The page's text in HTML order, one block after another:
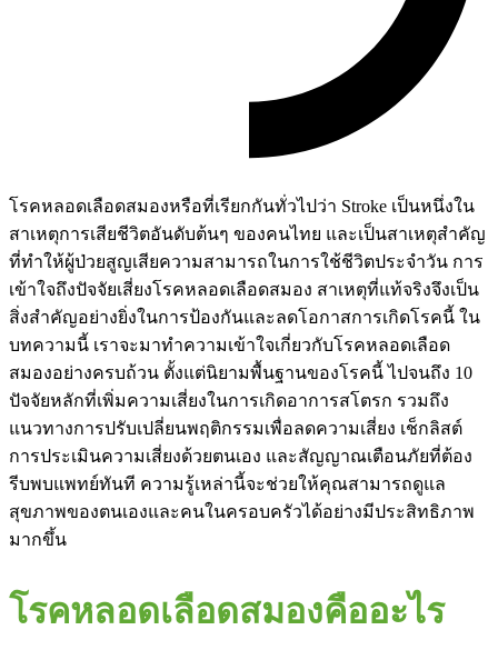
โรคหลอดเลือดสมองหรือที่เรียกกันทั่วไปว่า Stroke เป็นหนึ่งใน
สาเหตุการเสียชีวิตอันดับต้นๆ ของคนไทย และเป็นสาเหตุสำคัญ
ที่ทำให้ผู้ป่วยสูญเสียความสามารถในการใช้ชีวิตประจำวัน การ
เข้าใจถึงปัจจัยเสี่ยงโรคหลอดเลือดสมอง สาเหตุที่แท้จริงจึงเป็น
สิ่งสำคัญอย่างยิ่งในการป้องกันและลดโอกาสการเกิดโรคนี้ ใน
บทความนี้ เราจะมาทำความเข้าใจเกี่ยวกับโรคหลอดเลือด
สมองอย่างครบถ้วน ตั้งแต่นิยามพื้นฐานของโรคนี้ ไปจนถึง 10
ปัจจัยหลักที่เพิ่มความเสี่ยงในการเกิดอาการสโตรก รวมถึง
แนวทางการปรับเปลี่ยนพฤติกรรมเพื่อลดความเสี่ยง เช็กลิสต์
การประเมินความเสี่ยงด้วยตนเอง และสัญญาณเตือนภัยที่ต้อง
รีบพบแพทย์ทันที ความรู้เหล่านี้จะช่วยให้คุณสามารถดูแล
สุขภาพของตนเองและคนในครอบครัวได้อย่างมีประสิทธิภาพ
มากขึ้น
โรคหลอดเลือดสมองคืออะไร